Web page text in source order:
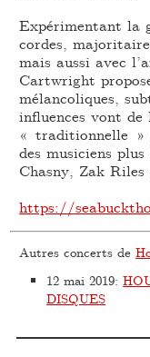
Expérimentant la
cordes,
mais aussi avec
Cartwright
mélancoliques,
influences vont
« traditionnelle »
des musiciens
Chasny, Zak
https://
Autres concerts de
12 mai 2019:
DISQUES